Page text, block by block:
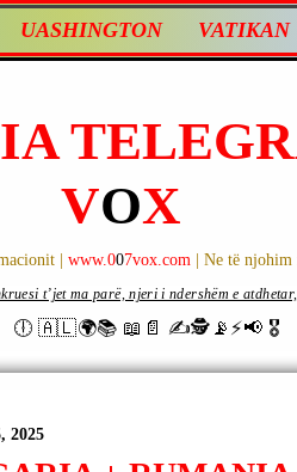
UASHINGTON VATIKAN
VOX
| www.007vox.com | Ne të
🕕 🇦🇱🌍📚 📖📄 ✍🕵️📡⚡️📢 🎖
t’jet ma parë, njeri i ndershëm e
2025